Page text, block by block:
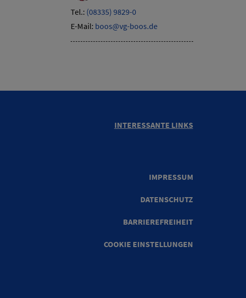
Tel.: (08335) 9829-0
E-Mail: boos@vg-boos.de
INTERESSANTE LINKS
IMPRESSUM
DATENSCHUTZ
BARRIEREFREIHEIT
COOKIE EINSTELLUNGEN